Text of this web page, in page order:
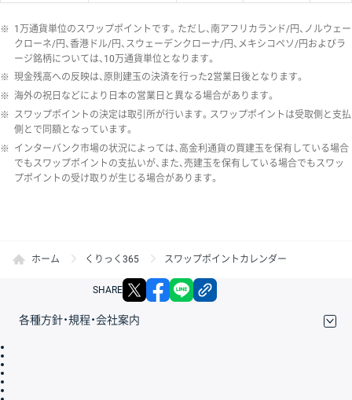
※ 1万通貨単位のスワップポイントです。ただし、南アフリカランド/円、ノルウェー
クローネ/円、香港ドル/円、スウェーデンクローナ/円、メキシコペソ/円およびラ
ージ銘柄については、10万通貨単位となります。
※ 現金残高への反映は、原則建玉の決済を行った2営業日後となります。
※ 海外の祝日などにより日本の営業日と異なる場合があります。
※ スワップポイントの決定は取引所が行います。スワップポイントは受取側と支払
側とで同額となっています。
※ インターバンク市場の状況によっては、高金利通貨の買建玉を保有している場合
でもスワップポイントの支払いが、また、売建玉を保有している場合でもスワッ
プポイントの受け取りが生じる場合があります。
ホーム くりっく365 スワップポイントカレンダー
SHARE X facebook
各種方針・規程・会社案内